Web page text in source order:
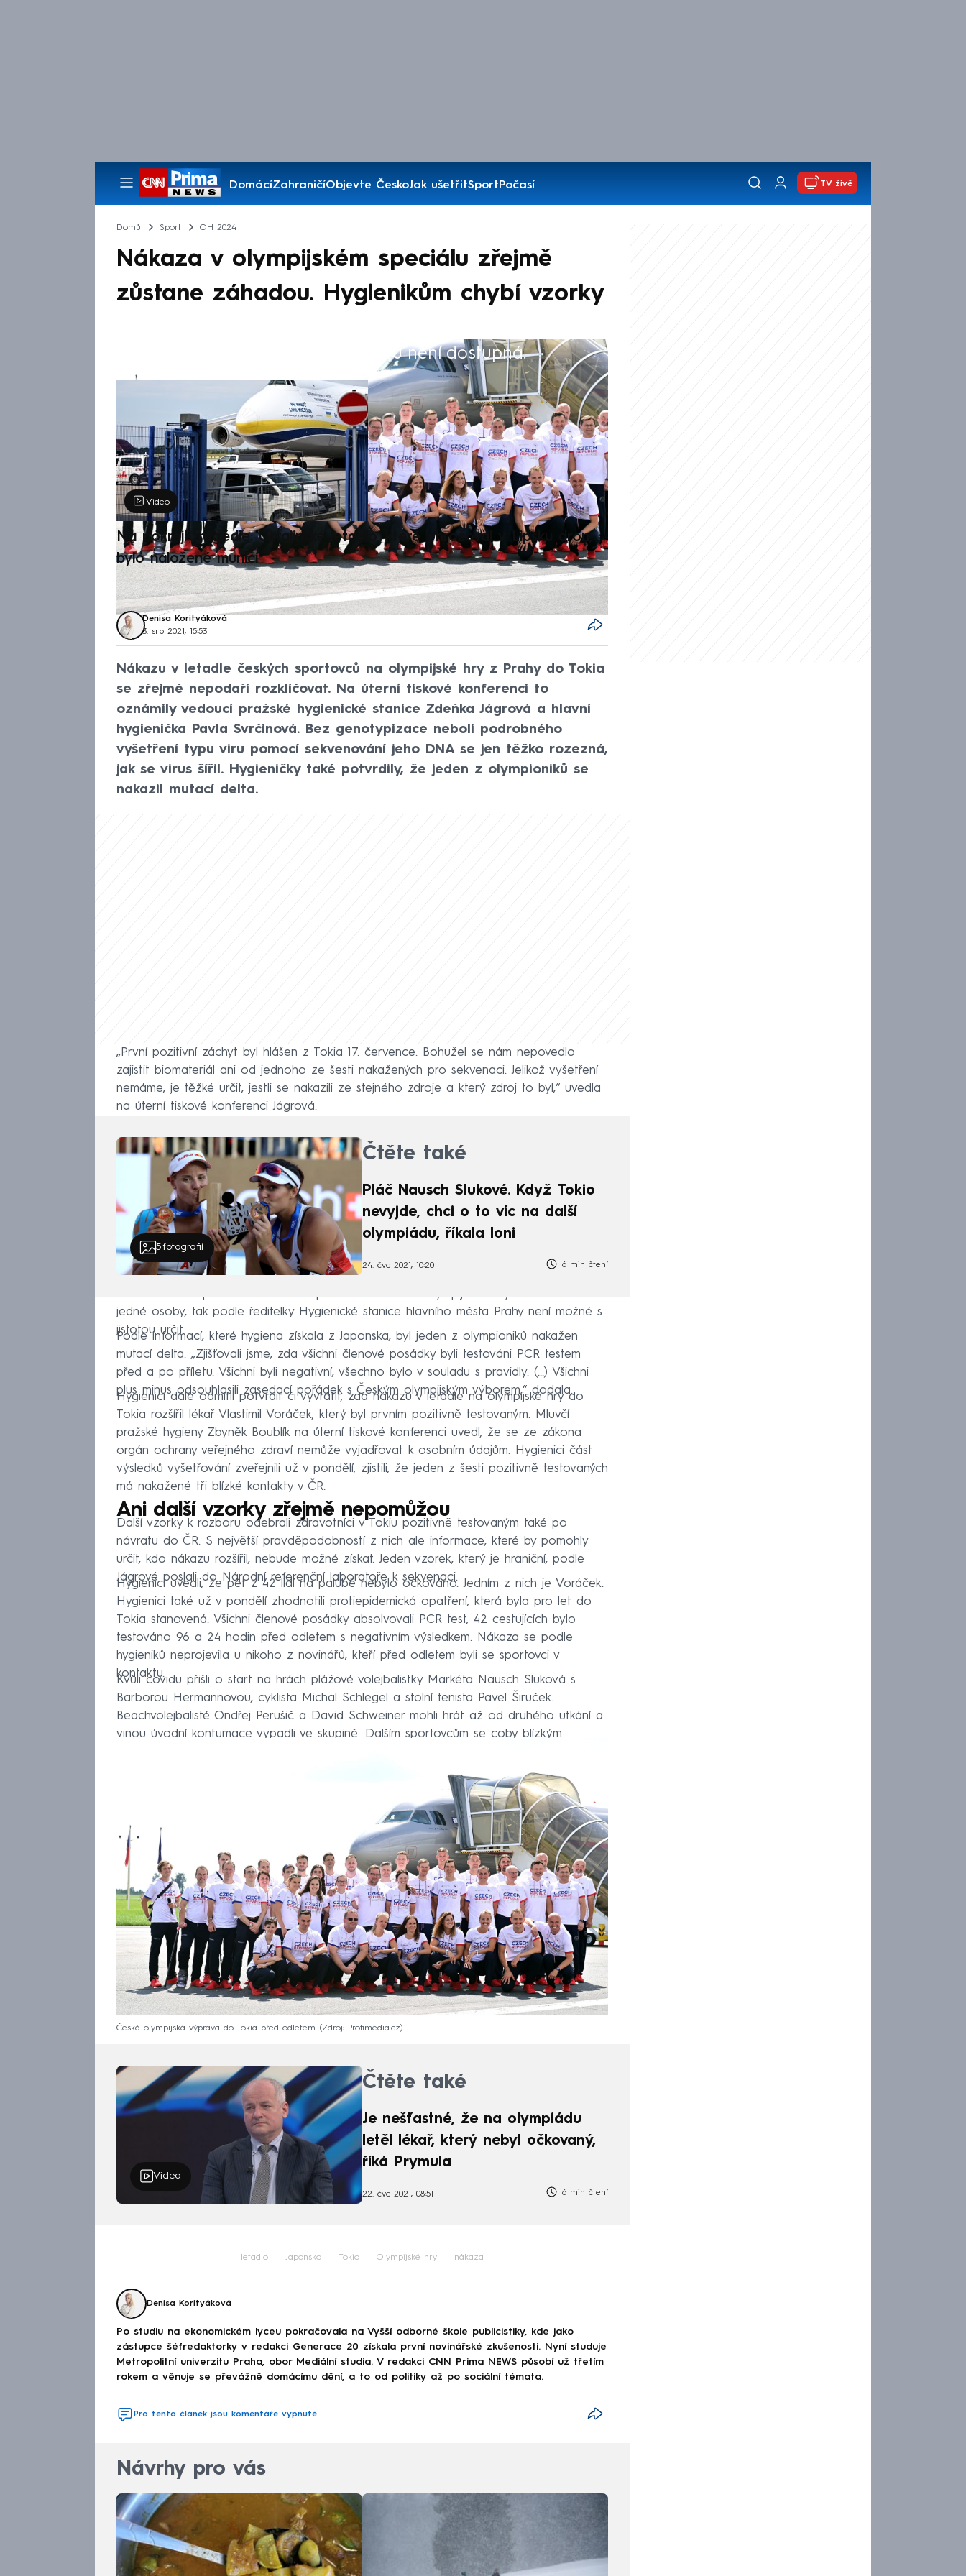
DomácíZahraničíObjevte ČeskoJak ušetřitSportPočasí
Pořady
TV živě
Domů Sport OH 2024
Nákaza v olympijském speciálu zřejmě
zůstane záhadou. Hygienikům chybí vzorky
Žádná položka z playlistu není dostupná.
Video
Na pokraji tragédie: Ukrajinské letadlo, které ohrožoval v Lipsku dron,
bylo naložené municí
Denisa Korityáková
3. srp 2021, 15:53
Nákazu v letadle českých sportovců na olympijské hry z Prahy do Tokia
se zřejmě nepodaří rozklíčovat. Na úterní tiskové konferenci to
oznámily vedoucí pražské hygienické stanice Zdeňka Jágrová a hlavní
hygienička Pavla Svrčinová. Bez genotypizace neboli podrobného
vyšetření typu viru pomocí sekvenování jeho DNA se jen těžko rozezná,
jak se virus šířil. Hygieničky také potvrdily, že jeden z olympioniků se
nakazil mutací delta.
„První pozitivní záchyt byl hlášen z Tokia 17. července. Bohužel se nám nepovedlo
zajistit biomateriál ani od jednoho ze šesti nakažených pro sekvenaci. Jelikož vyšetření
nemáme, je těžké určit, jestli se nakazili ze stejného zdroje a který zdroj to byl,“ uvedla
na úterní tiskové konferenci Jágrová.
5fotografií
Čtěte také
Pláč Nausch Slukové. Když Tokio
nevyjde, chci o to víc na další
olympiádu, říkala loni
24. čvc 2021, 10:20 6 min čtení
Jestli se všichni pozitivně testovaní sportovci a členové olympijského týmu nakazili od
jedné osoby, tak podle ředitelky Hygienické stanice hlavního města Prahy není možné s
jistotou určit.
Podle informací, které hygiena získala z Japonska, byl jeden z olympioniků nakažen
mutací delta. „Zjišťovali jsme, zda všichni členové posádky byli testováni PCR testem
před a po příletu. Všichni byli negativní, všechno bylo v souladu s pravidly. (…) Všichni
plus minus odsouhlasili zasedací pořádek s Českým olympijským výborem,“ dodala.
Hygienici dále odmítli potvrdit či vyvrátit, zda nákazu v letadle na olympijské hry do
Tokia rozšířil lékař Vlastimil Voráček, který byl prvním pozitivně testovaným. Mluvčí
pražské hygieny Zbyněk Boublík na úterní tiskové konferenci uvedl, že se ze zákona
orgán ochrany veřejného zdraví nemůže vyjadřovat k osobním údajům. Hygienici část
výsledků vyšetřování zveřejnili už v pondělí, zjistili, že jeden z šesti pozitivně testovaných
má nakažené tři blízké kontakty v ČR.
Ani další vzorky zřejmě nepomůžou
Další vzorky k rozboru odebrali zdravotníci v Tokiu pozitivně testovaným také po
návratu do ČR. S největší pravděpodobností z nich ale informace, které by pomohly
určit, kdo nákazu rozšířil, nebude možné získat. Jeden vzorek, který je hraniční, podle
Jágrové poslali do Národní referenční laboratoře k sekvenaci.
Hygienici uvedli, že pět z 42 lidí na palubě nebylo očkováno. Jedním z nich je Voráček.
Hygienici také už v pondělí zhodnotili protiepidemická opatření, která byla pro let do
Tokia stanovená. Všichni členové posádky absolvovali PCR test, 42 cestujících bylo
testováno 96 a 24 hodin před odletem s negativním výsledkem. Nákaza se podle
hygieniků neprojevila u nikoho z novinářů, kteří před odletem byli se sportovci v
kontaktu.
Kvůli covidu přišli o start na hrách plážové volejbalistky Markéta Nausch Sluková s
Barborou Hermannovou, cyklista Michal Schlegel a stolní tenista Pavel Širuček.
Beachvolejbalisté Ondřej Perušič a David Schweiner mohli hrát až od druhého utkání a
vinou úvodní kontumace vypadli ve skupině. Dalším sportovcům se coby blízkým
Česká olympijská výprava do Tokia před odletem Zdroj: Profimedia.cz
Video
Čtěte také
Je nešťastné, že na olympiádu
letěl lékař, který nebyl očkovaný,
říká Prymula
22. čvc 2021, 08:51 6 min čtení
letadlo Japonsko Tokio Olympijské hry nákaza
Denisa Korityáková
Po studiu na ekonomickém lyceu pokračovala na Vyšší odborné škole publicistiky, kde jako
zástupce šéfredaktorky v redakci Generace 20 získala první novinářské zkušenosti. Nyní studuje
Metropolitní univerzitu Praha, obor Mediální studia. V redakci CNN Prima NEWS působí už třetím
rokem a věnuje se převážně domácímu dění, a to od politiky až po sociální témata.
Pro tento článek jsou komentáře vypnuté
Návrhy pro vás